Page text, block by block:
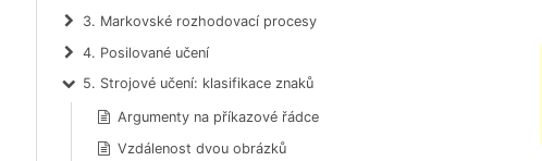
3. Markovské rozhodovací procesy
4. Posilované učení
5. Strojové učení: klasifikace znaků
Argumenty na příkazové řádce
Vzdálenost dvou obrázků